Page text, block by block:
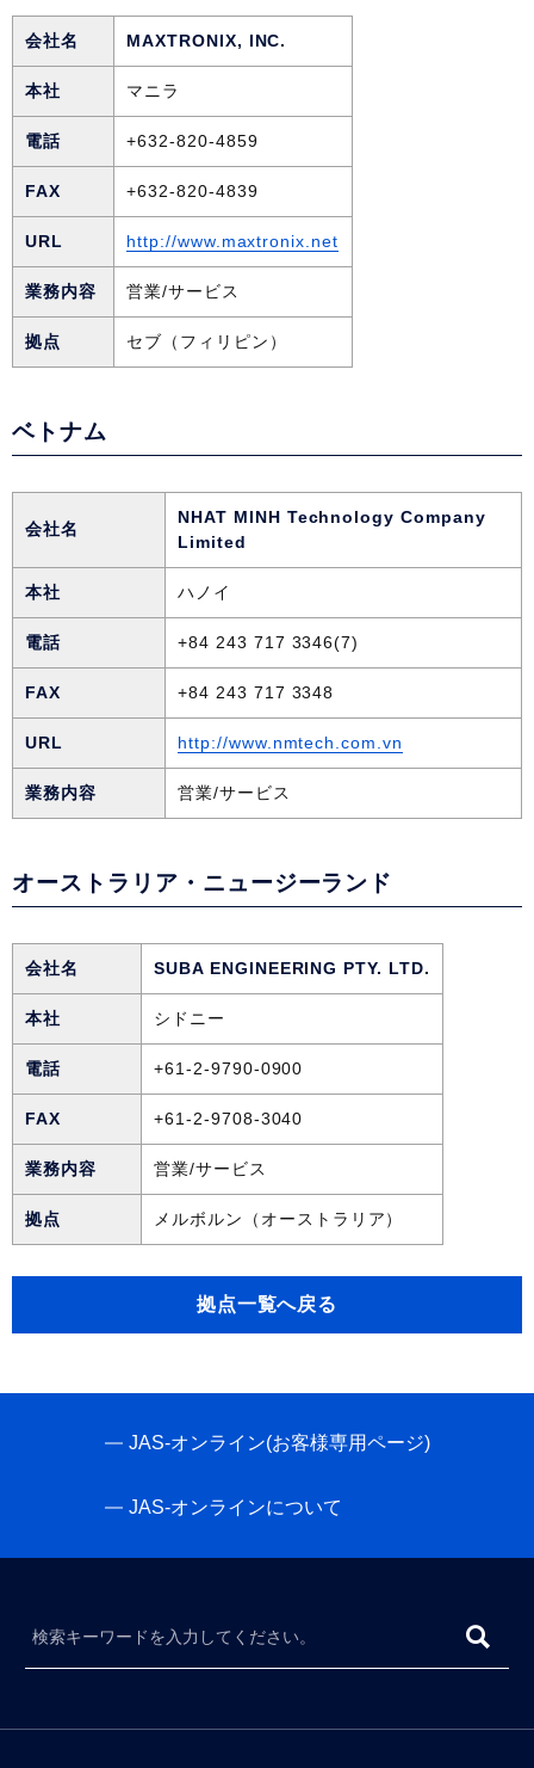
会社名 MAXTRONIX, INC.
本社 マニラ
電話 +632-820-4859
FAX +632-820-4839
URL http://www.maxtronix.net
業務内容 営業/サービス
拠点 セブ（フィリピン）
ベトナム
会社名
NHAT MINH Technology Company
Limited
本社 ハノイ
電話 +84 243 717 3346(7)
FAX +84 243 717 3348
URL http://www.nmtech.com.vn
業務内容 営業/サービス
オーストラリア・ニュージーランド
会社名 SUBA ENGINEERING PTY. LTD.
本社 シドニー
電話 +61-2-9790-0900
FAX +61-2-9708-3040
業務内容 営業/サービス
拠点 メルボルン（オーストラリア）
拠点一覧へ戻る
JAS-オンライン(お客様専用ページ)
JAS-オンラインについて